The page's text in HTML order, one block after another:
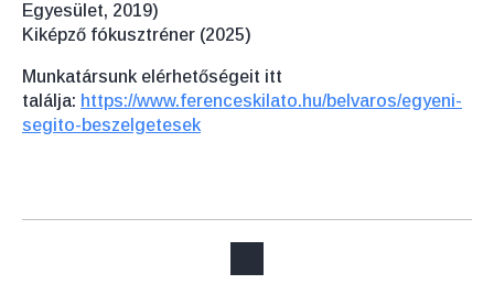
Egyesület, 2019)
Kiképző fókusztréner (2025)
Munkatársunk elérhetőségeit itt
találja: https://www.ferenceskilato.hu/belvaros/egyeni-
segito-beszelgetesek